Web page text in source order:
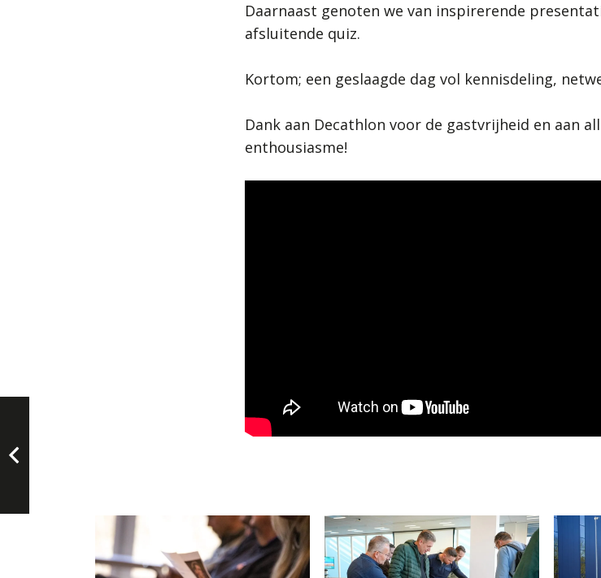
Daarnaast genoten we van inspirerende
afsluitende quiz.
Kortom; een geslaagde dag vol kennisdeling,
Dank aan Decathlon voor de gastvrijheid en aan
enthousiasme!